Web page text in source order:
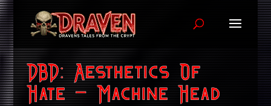
DBD: Aesthetics Of
Hate – Machine Head